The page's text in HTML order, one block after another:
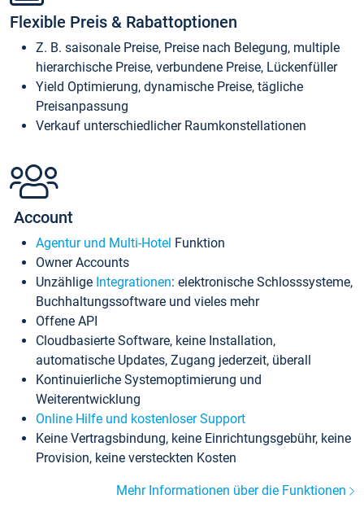
Flexible Preis & Rabattoptionen
Z. B. saisonale Preise, Preise nach Belegung, multiple
hierarchische Preise, verbundene Preise, Lückenfüller
Yield Optimierung, dynamische Preise, tägliche
Preisanpassung
Verkauf unterschiedlicher Raumkonstellationen
Account
Agentur und Multi-Hotel Funktion
Owner Accounts
Unzählige Integrationen: elektronische Schlosssysteme,
Buchhaltungssoftware und vieles mehr
Offene API
Cloudbasierte Software, keine Installation,
automatische Updates, Zugang jederzeit, überall
Kontinuierliche Systemoptimierung und
Weiterentwicklung
Online Hilfe und kostenloser Support
Keine Vertragsbindung, keine Einrichtungsgebühr, keine
Provision, keine versteckten Kosten
Mehr Informationen über die Funktionen